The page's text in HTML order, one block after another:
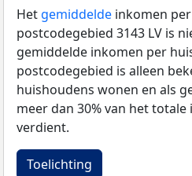
Het gemiddelde inkomen
postcodegebied 3143 LV is
gemiddelde inkomen per
postcodegebied is alleen
huishoudens wonen en als
meer dan 30% van het
verdient.
Toelichting